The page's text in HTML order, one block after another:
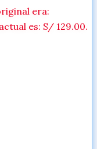
era:
es: S/ 129.00.